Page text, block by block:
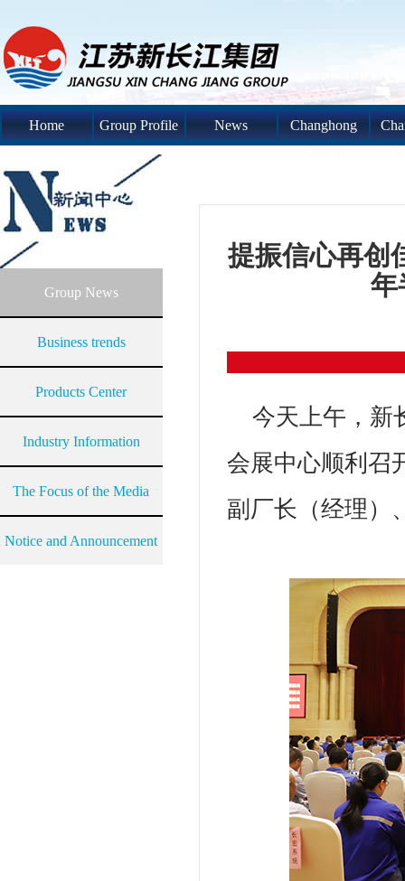
Home Group Profile News
Changhong
Group News
Business trends
Products Center
Industry Information
The Focus of the Media
Notice and Announcement
提振信心再创
年
今天上午，新
会展中心顺利召
副厂长（经理）